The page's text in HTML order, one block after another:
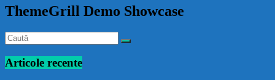
ThemeGrill Demo Showcase
Articole recente